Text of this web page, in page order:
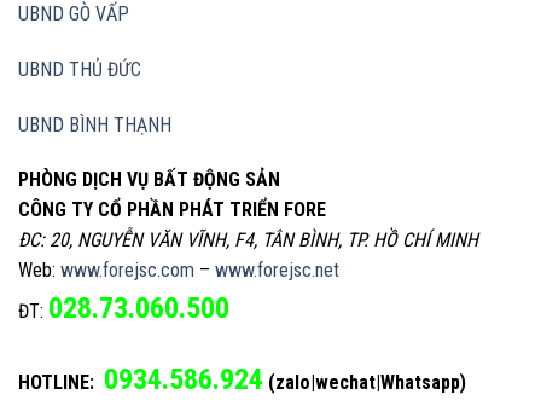
UBND GÒ VẤP
UBND THỦ ĐỨC
UBND BÌNH THẠNH
PHÒNG DỊCH VỤ BẤT ĐỘNG SẢN
CÔNG TY CỔ PHẦN PHÁT TRIỂN FORE
ĐC: 20, NGUYỄN VĂN VĨNH, F4, TÂN BÌNH, TP. HỒ CHÍ MINH
Web: www.forejsc.com – www.forejsc.net
ĐT: 028.73.060.500
HOTLINE: 0934.586.924 (zalo|wechat|Whatsapp)